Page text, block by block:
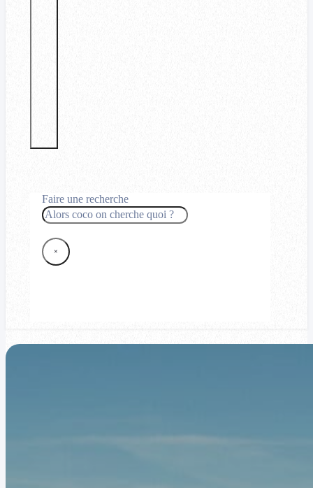
Faire une recherche
Rechercher
×